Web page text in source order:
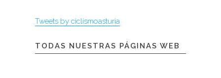
Tweets by ciclismoasturia
TODAS NUESTRAS PÁGINAS WEB